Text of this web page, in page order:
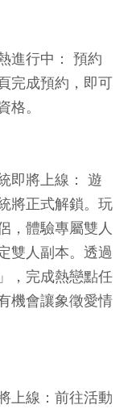
進行中： 預約
完成預約，即可
格。
即將上線： 遊
將正式解鎖。玩
，體驗專屬雙人
雙人副本。透過
，完成熱戀點任
機會讓象徵愛情
上線：前往活動